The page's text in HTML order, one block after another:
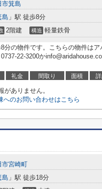
市箕島
島 」駅 徒歩8分
2階建 構造 軽量鉄骨
分の物件です。こちらの物件は
22-3200か
礼金 間取り 面積
がありません。
のお問い合わせはこちら
市宮崎町
島 」駅 徒歩18分